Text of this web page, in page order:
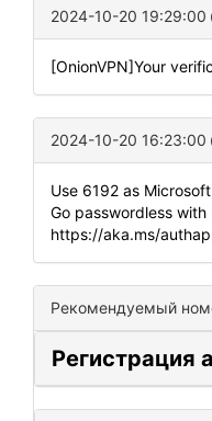
2024-10-20 19:29:00
[OnionVPN]Your
2024-10-20 16:23:00
Use 6192 as
Go passwordless
https://aka.ms/
Рекомендуемый
Регистрация